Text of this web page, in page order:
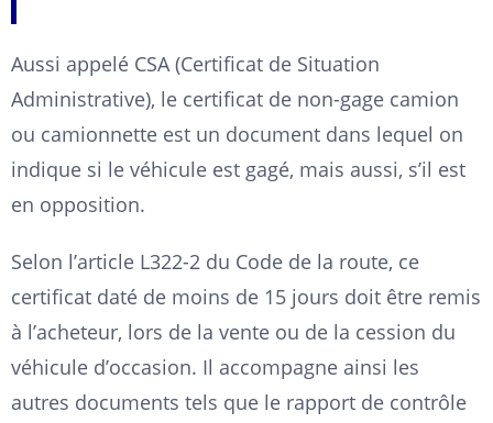
Aussi appelé CSA (Certificat de Situation
Administrative), le certificat de non-gage camion
ou camionnette est un document dans lequel on
indique si le véhicule est gagé, mais aussi, s’il est
en opposition.
Selon l’article L322-2 du Code de la route, ce
certificat daté de moins de 15 jours doit être remis
à l’acheteur, lors de la vente ou de la cession du
véhicule d’occasion. Il accompagne ainsi les
autres documents tels que le rapport de contrôle